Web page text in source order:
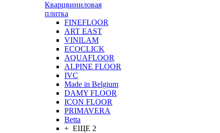
Кварцвиниловая
плитка
FINEFLOOR
ART EAST
VINILAM
ECOCLICK
AQUAFLOOR
ALPINE FLOOR
IVC
Made in Belgium
DAMY FLOOR
ICON FLOOR
PRIMAVERA
Betta
+ ЕЩЕ 2